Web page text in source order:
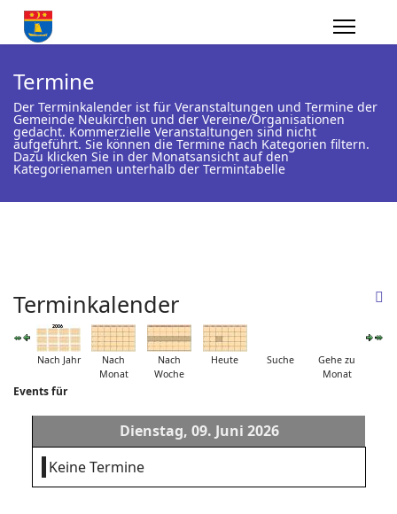
Termine
Der Terminkalender ist für Veranstaltungen und Termine der
Gemeinde Neukirchen und der Vereine/Organisationen
gedacht. Kommerzielle Veranstaltungen sind nicht
aufgeführt. Sie können die Termine nach Kategorien filtern.
Dazu klicken Sie in der Monatsansicht auf den
Kategorienamen unterhalb der Termintabelle
Terminkalender
Nach Jahr
Nach
Monat
Nach
Woche
Heute Suche
Gehe zu
Monat
Events für
Dienstag, 09. Juni 2026
Keine Termine